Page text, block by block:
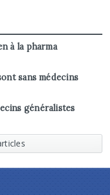
à la pharma
sans médecins
généralistes